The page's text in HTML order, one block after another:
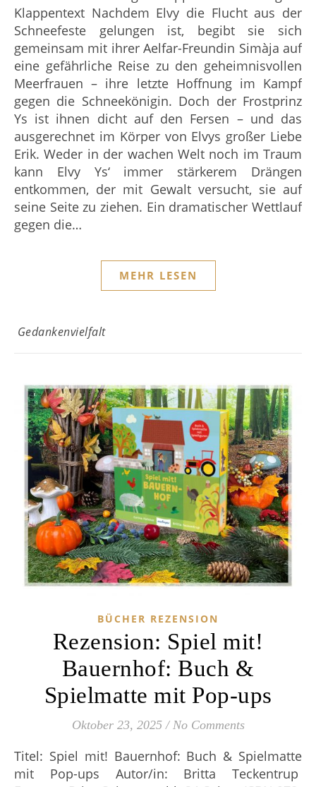
Klappentext Nachdem Elvy die Flucht aus der
Schneefeste gelungen ist, begibt sie sich
gemeinsam mit ihrer Aelfar-Freundin Simàja auf
eine gefährliche Reise zu den geheimnisvollen
Meerfrauen – ihre letzte Hoffnung im Kampf
gegen die Schneekönigin. Doch der Frostprinz
Ys ist ihnen dicht auf den Fersen – und das
ausgerechnet im Körper von Elvys großer Liebe
Erik. Weder in der wachen Welt noch im Traum
kann Elvy Ys‘ immer stärkerem Drängen
entkommen, der mit Gewalt versucht, sie auf
seine Seite zu ziehen. Ein dramatischer Wettlauf
gegen die…
MEHR LESEN
Gedankenvielfalt
BÜCHER REZENSION
Rezension: Spiel mit!
Bauernhof: Buch &
Spielmatte mit Pop-ups
Oktober 23, 2025 / No Comments
Titel: Spiel mit! Bauernhof: Buch & Spielmatte
mit Pop-ups Autor/in: Britta Teckentrup